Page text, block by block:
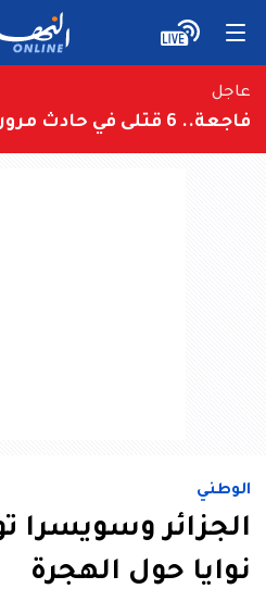
عاجل
فاجعة.. 6 قتلى في حادث مرور بتيارت
الوطني
الجزائر وسويسرا
نوايا حول الهجرة